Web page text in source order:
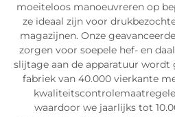
moeiteloos manoeuvreren op
ze ideaal zijn voor
magazijnen. Onze
zorgen voor soepele hef- en
slijtage aan de apparatuur wordt
fabriek van 40.000 vierkante
waardoor we jaarlijks tot